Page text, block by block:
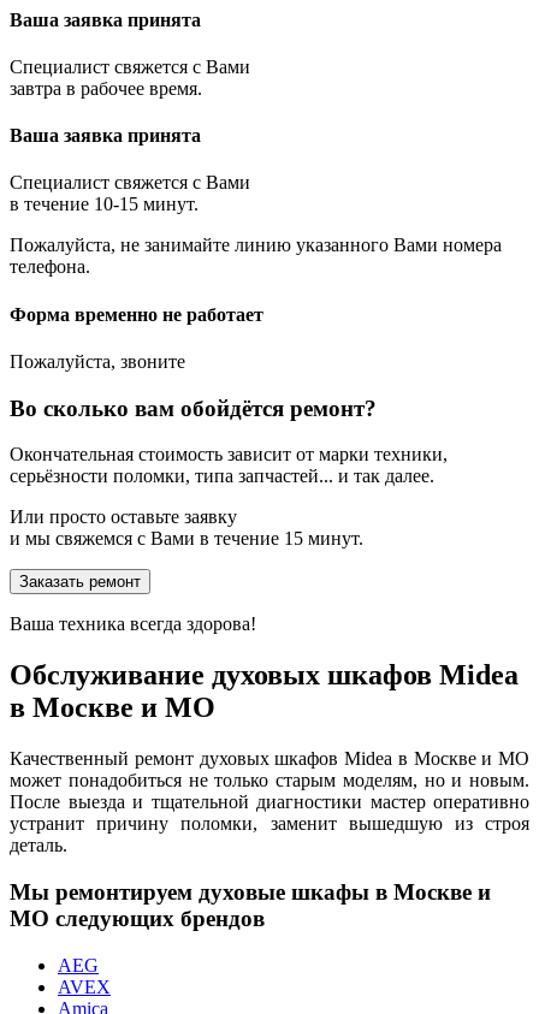
Ваша заявка принята
Специалист свяжется с Вами
завтра в рабочее время.
Ваша заявка принята
Специалист свяжется с Вами
в течение 10-15 минут.
Пожалуйста, не занимайте линию указанного Вами номера
телефона.
Форма временно не работает
Пожалуйста, звоните
Во сколько вам обойдётся ремонт?
Окончательная стоимость зависит от марки техники,
серьёзности поломки, типа запчастей... и так далее.
Или просто оставьте заявку
и мы свяжемся с Вами в течение 15 минут.
Заказать ремонт
Ваша техника всегда здорова!
Обслуживание духовых шкафов Midea
в Москве и МО
Качественный ремонт духовых шкафов Midea в Москве и МО
может понадобиться не только старым моделям, но и новым.
После выезда и тщательной диагностики мастер оперативно
устранит причину поломки, заменит вышедшую из строя
деталь.
Мы ремонтируем духовые шкафы в Москве и
МО следующих брендов
AEG
AVEX
Amica